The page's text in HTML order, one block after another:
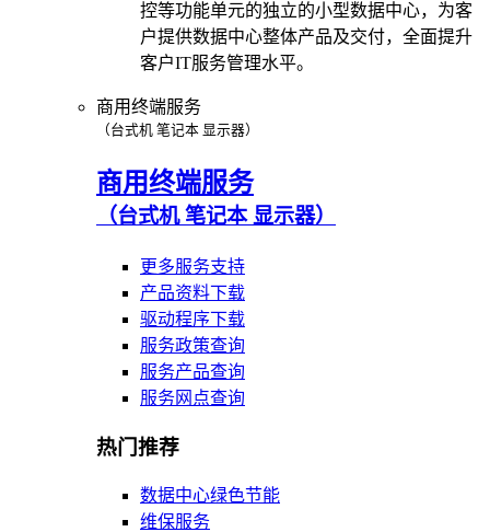
控等功能单元的独立的小型数据中心，为客
户提供数据中心整体产品及交付，全面提升
客户IT服务管理水平。
商用终端服务
（台式机 笔记本 显示器）
商用终端服务
（台式机 笔记本 显示器）
更多服务支持
产品资料下载
驱动程序下载
服务政策查询
服务产品查询
服务网点查询
热门推荐
数据中心绿色节能
维保服务